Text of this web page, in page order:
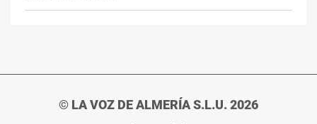
© LA VOZ DE ALMERÍA S.L.U. 2026